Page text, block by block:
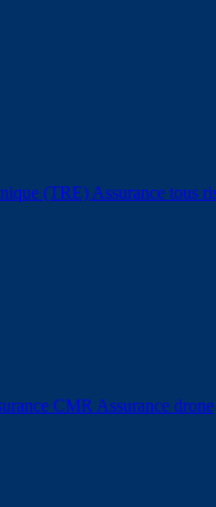
(TRE) Assurance tous
CMR Assurance drone